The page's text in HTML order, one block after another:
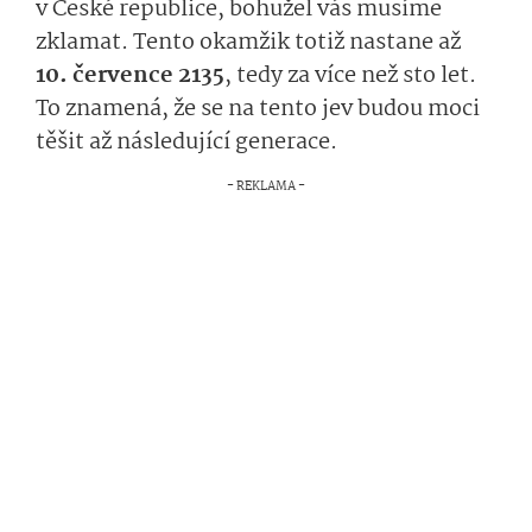
v České republice, bohužel vás musíme
zklamat. Tento okamžik totiž nastane až
10. července 2135, tedy za více než sto let.
To znamená, že se na tento jev budou moci
těšit až následující generace.